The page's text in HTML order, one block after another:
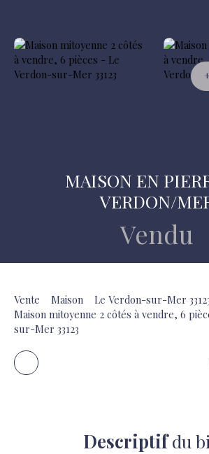
MAISON EN
VERDON/
Vendu
Vente Maison
Le Verdon-sur-Mer
Maison mitoyenne 2 côtés à vendre, 6
sur-Mer 33123
Descriptifdu